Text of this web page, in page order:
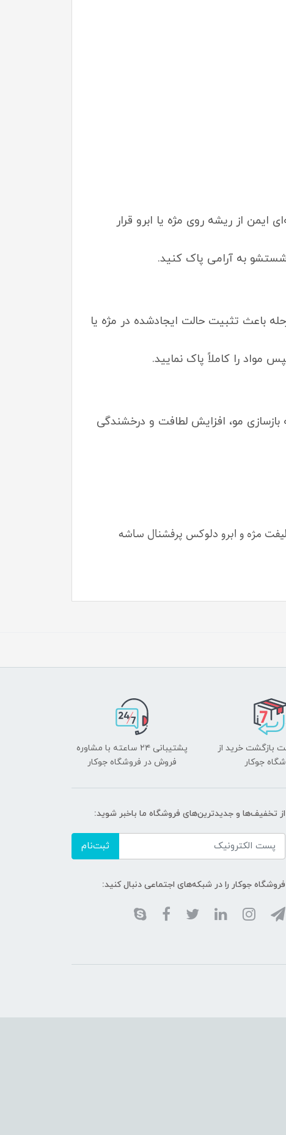
شماره ۱ دلوکس پرفشنال را با فاصله‌ای ایمن از ریشه روی مژه یا ابرو قرار
اعمال کنید. این مرحله باعث تثبیت حالت ایجادشده در مژه یا
مرحله به بازسازی مو، افزایش لطافت و درخشندگی
مژه و ابرو دلوکس پرفشنال ساشه
بازگشت خرید از
جوکار
پشتیبانی ۲۴ ساعته با مشاوره
فروش در فروشگاه جوکار
از تخفیف‌ها و جدیدترین‌های فروشگاه ما باخبر شوید:
ثبت‌نام
فروشگاه جوکار را در شبکه‌های اجتماعی دنبال کنید: